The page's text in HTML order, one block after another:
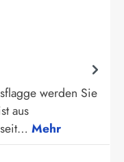
werden Sie
aus
Mehr